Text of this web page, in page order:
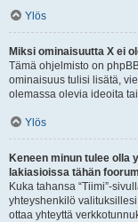
Ylös
Miksi ominaisuutta X ei
Tämä ohjelmisto on
ominaisuus tulisi lisätä,
olemassa olevia ideoita
Ylös
Keneen minun tulee
lakiasioissa tähän
Kuka tahansa “Tiimi”-
yhteyshenkilö
ottaa yhteyttä